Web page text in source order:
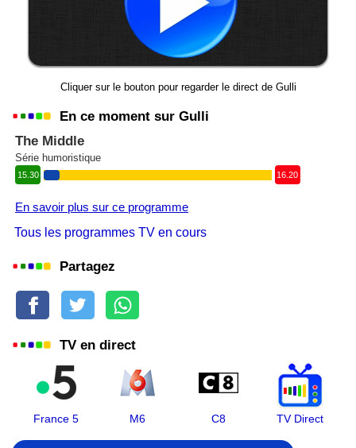
Cliquer sur le bouton pour regarder le direct de Gulli
En ce moment sur Gulli
The Middle
Série humoristique
15.30 16.20
En savoir plus sur ce programme
Tous les programmes TV en cours
Partagez
TV en direct
France 5 M6 C8 TV Direct